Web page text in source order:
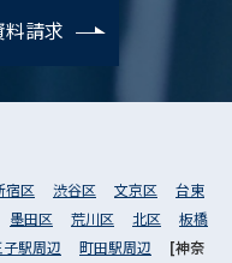
請求
宿区 渋谷区 文京区
台東
墨田区 荒川区 北区
板橋
子駅周辺 町田駅周辺
[神奈